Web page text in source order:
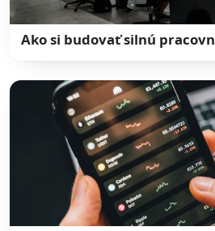
Ako si budovať silnú